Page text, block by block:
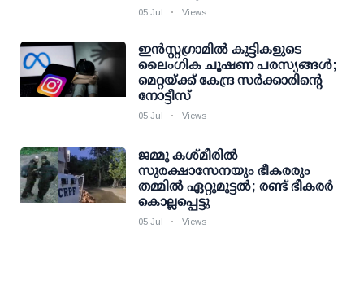
05 Jul Views
ഇന്‍സ്റ്റഗ്രാമില്‍ കുട്ടികളുടെ
ലൈംഗിക ചൂഷണ പരസ്യങ്ങള്‍;
മെറ്റയ്ക്ക് കേന്ദ്ര സര്‍ക്കാരിന്റെ
നോട്ടീസ്
05 Jul Views
ജമ്മു കശ്മീരിൽ
സുരക്ഷാസേനയും ഭീകരരും
തമ്മില്‍ ഏറ്റുമുട്ടല്‍; രണ്ട് ഭീകരർ
കൊല്ലപ്പെട്ടു
05 Jul Views